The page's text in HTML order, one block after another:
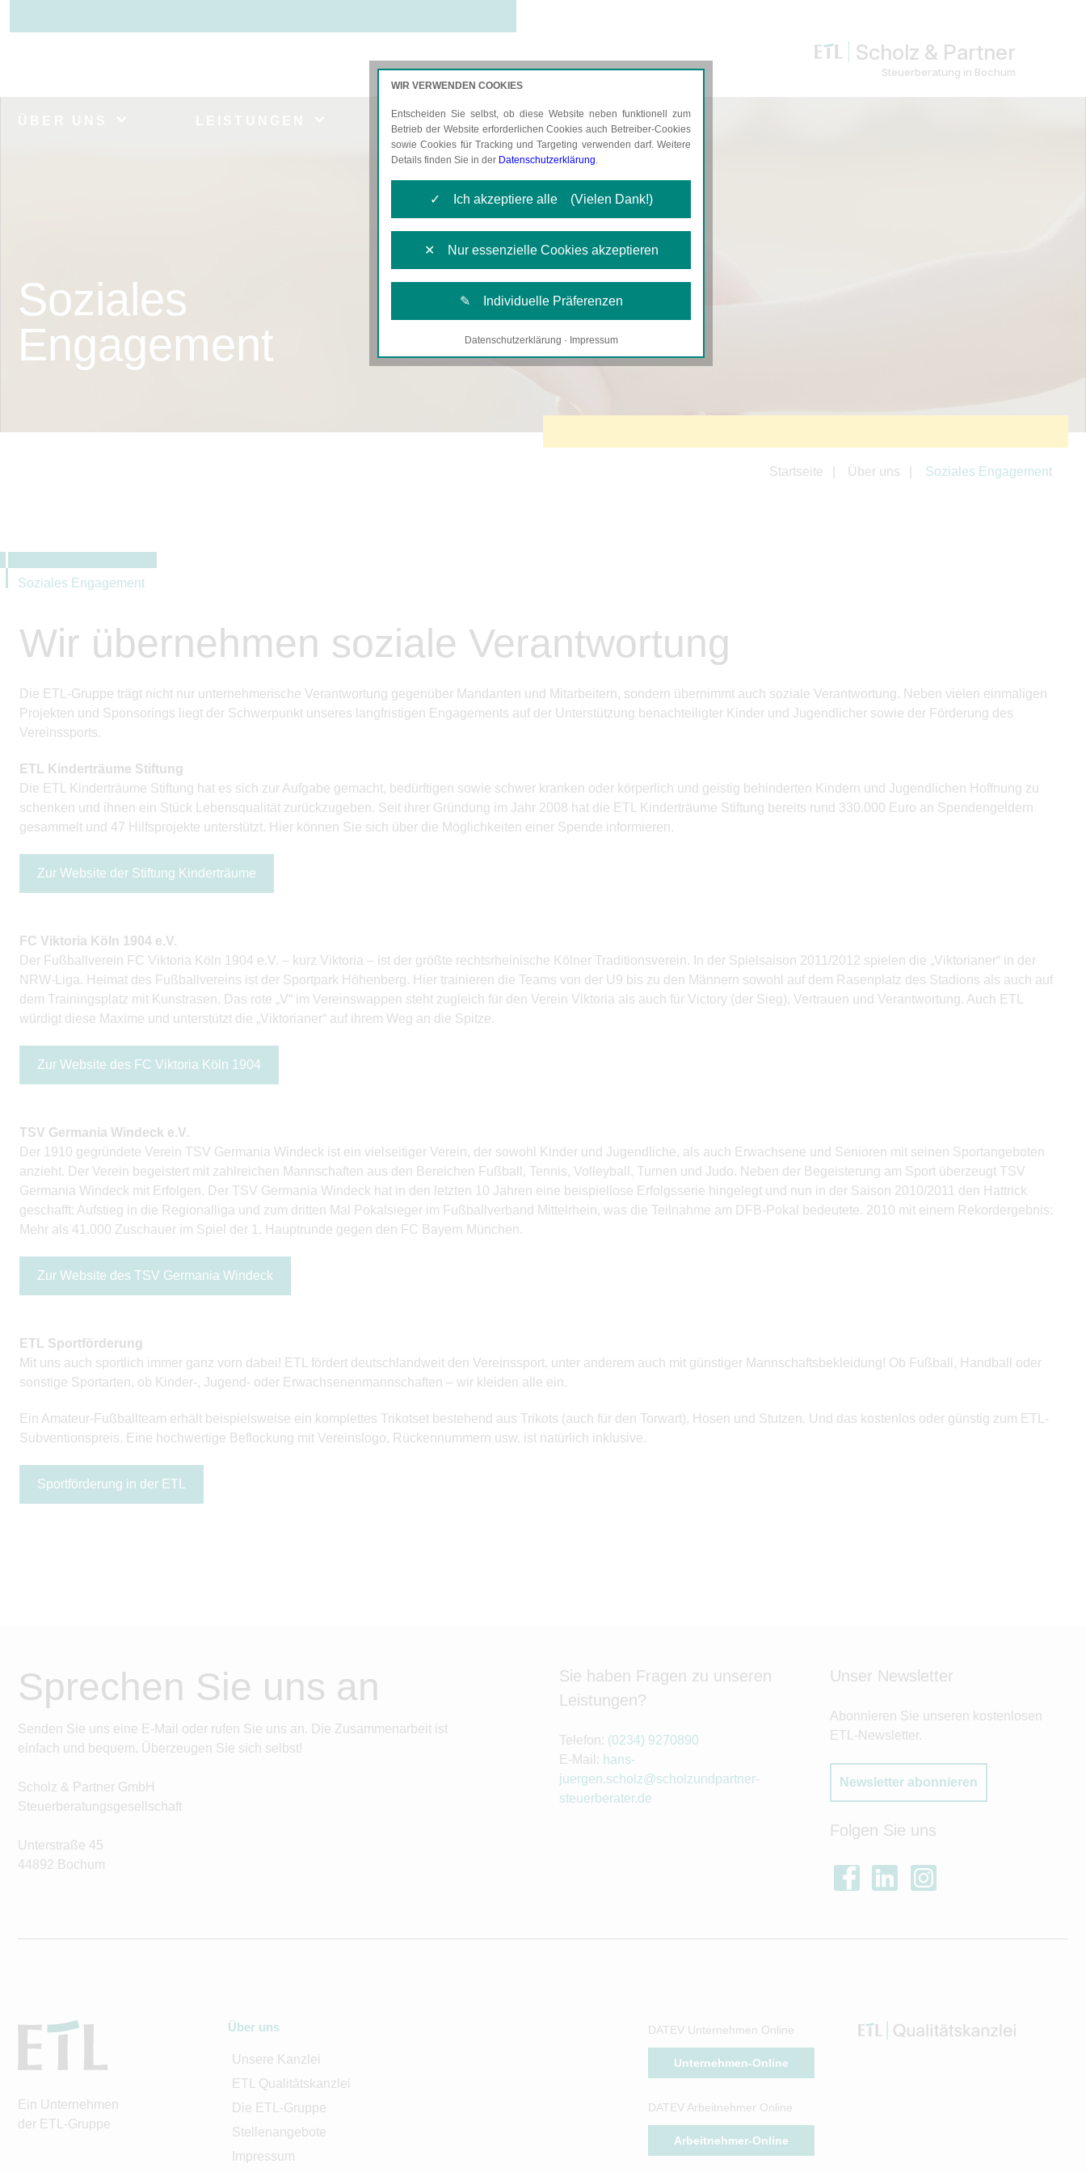
Scholz & Partner
Steuerberatung in Bochum
AKTUELLES KARRIERE
Soziales
Engagement
Startseite Über uns Soziales Engagement
Soziales Engagement
Wir übernehmen soziale Verantwortung
Die ETL-Gruppe trägt nicht nur unternehmerische Verantwortung gegenüber Mandanten und Mitarbeitern, sondern übernimmt auch soziale Verantwortung. Neben vielen einmaligen
Projekten und Sponsorings liegt der Schwerpunkt unseres langfristigen Engagements auf der Unterstützung benachteiligter Kinder und Jugendlicher sowie der Förderung des
Vereinssports.
ETL Kinderträume Stiftung
Die ETL Kinderträume Stiftung hat es sich zur Aufgabe gemacht, bedürftigen sowie schwer kranken oder körperlich und geistig behinderten Kindern und Jugendlichen Hoffnung zu
schenken und ihnen ein Stück Lebensqualität zurückzugeben. Seit ihrer Gründung im Jahr 2008 hat die ETL Kinderträume Stiftung bereits rund 330.000 Euro an Spendengeldern
gesammelt und 47 Hilfsprojekte unterstützt. Hier können Sie sich über die Möglichkeiten einer Spende informieren.
Zur Website der Stiftung Kinderträume
FC Viktoria Köln 1904 e.V.
Der Fußballverein FC Viktoria Köln 1904 e.V. – kurz Viktoria – ist der größte rechtsrheinische Kölner Traditions­verein. In der Spielsaison 2011/2012 spielen die „Viktorianer“ in der
NRW-Liga. Heimat des Fußballvereins ist der Sportpark Höhenberg. Hier trainieren die Teams von der U9 bis zu den Männern sowohl auf dem Rasenplatz des Stadions als auch auf
dem Trainingsplatz mit Kunstrasen. Das rote „V“ im Vereinswappen steht zugleich für den Verein Viktoria als auch für Victory (der Sieg), Vertrauen und Verantwortung. Auch ETL
würdigt diese Maxime und unterstützt die „Viktorianer“ auf ihrem Weg an die Spitze.
Zur Website des FC Viktoria Köln 1904
TSV Germania Windeck e.V.
Der 1910 gegründete Verein TSV Germania Windeck ist ein vielseitiger Verein, der sowohl Kinder und Jugendliche, als auch Erwachsene und Senioren mit seinen Sportangeboten
anzieht. Der Verein begeistert mit zahlreichen Mannschaften aus den Bereichen Fußball, Tennis, Volleyball, Turnen und Judo. Neben der Begeisterung am Sport überzeugt TSV
Germania Windeck mit Erfolgen. Der TSV Germania Windeck hat in den letzten 10 Jahren eine beispiellose Erfolgsserie hingelegt und nun in der Saison 2010/2011 den Hattrick
geschafft: Aufstieg in die Regionalliga und zum dritten Mal Pokalsieger im Fußballverband Mittelrhein, was die Teilnahme am DFB-Pokal bedeutete. 2010 mit einem Rekordergebnis:
Mehr als 41.000 Zuschauer im Spiel der 1. Hauptrunde gegen den FC Bayern München.
Zur Website des TSV Germania Windeck
ETL Sportförderung
Mit uns auch sportlich immer ganz vorn dabei! ETL fördert deutschlandweit den Vereinssport, unter anderem auch mit günstiger Mannschaftsbekleidung! Ob Fußball, Handball oder
sonstige Sportarten, ob Kinder-, Jugend- oder Erwachsenenmannschaften – wir kleiden alle ein.
Ein Amateur-Fußballteam erhält beispielsweise ein komplettes Trikotset bestehend aus Trikots (auch für den Torwart), Hosen und Stutzen. Und das kostenlos oder günstig zum ETL-
Subventionspreis. Eine hochwertige Beflockung mit Vereinslogo, Rückennummern usw. ist natürlich inklusive.
Sportförderung in der ETL
Sprechen Sie uns an
Senden Sie uns eine E-Mail oder rufen Sie uns an. Die Zusammenarbeit ist
einfach und bequem. Überzeugen Sie sich selbst!
Scholz & Partner GmbH
Steuerberatungsgesellschaft
Unterstraße 45
44892 Bochum
Sie haben Fragen zu unseren
Leistungen?
Telefon: (0234) 9270890
E-Mail: hans-
juergen.scholz@scholzundpartner-
steuerberater.de
Unser Newsletter
Abonnieren Sie unseren kostenlosen
ETL-Newsletter.
Newsletter abonnieren
Folgen Sie uns
Ein Unternehmen
der ETL-Gruppe
Über uns
Unsere Kanzlei
ETL Qualitätskanzlei
Die ETL-Gruppe
Stellenangebote
Impressum
DATEV Unternehmen Online
Unternehmen-Online
DATEV Arbeitnehmer Online
Arbeitnehmer-Online
WIR VERWENDEN COOKIES
Entscheiden Sie selbst, ob diese Website neben funktionell zum
Betrieb der Website erforderlichen Cookies auch Betreiber-Cookies
sowie Cookies für Tracking und Targeting verwenden darf. Weitere
Details finden Sie in der Datenschutzerklärung.
✓ Ich akzeptiere alle (Vielen Dank!)
✕ Nur essenzielle Cookies akzeptieren
✎ Individuelle Präferenzen
Notwendige Cookies
Datenschutzerklärung · Impressum